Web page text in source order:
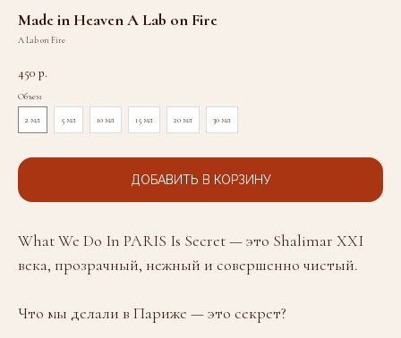
Made in Heaven A Lab on Fire
A Lab on Fire
450 р.
Объем
2 мл 5 мл 10 мл 15 мл 20 мл 30 мл
ДОБАВИТЬ В КОРЗИНУ
What We Do In PARIS Is Secret — это Shalimar XXI
века, прозрачный, нежный и совершенно чистый.
Что мы делали в Париже — это секрет?